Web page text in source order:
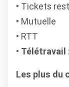
Tickets
Mutuelle
RTT
Télétravail
Les plus du